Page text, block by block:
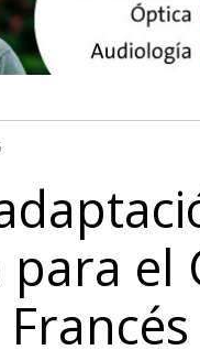
el